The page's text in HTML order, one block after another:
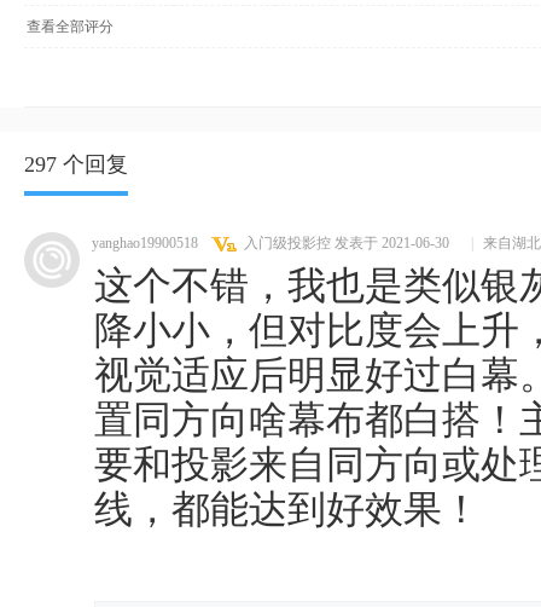
查看全部评分
297 个回复
yanghao19900518 入门级投影控 发表于 2021-06-30 来自湖北
这个不错，我也是类似银
降小小，但对比度会上升
视觉适应后明显好过白幕
置同方向啥幕布都白搭！
要和投影来自同方向或处
线，都能达到好效果！